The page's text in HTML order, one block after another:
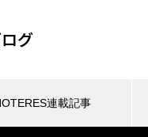
グ
連載記事